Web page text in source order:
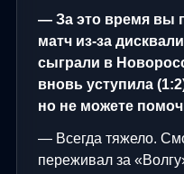
— За это время вы
матч из-за
сыграли в
вновь уступила
но не можете
— Всегда тяжело.
переживал за